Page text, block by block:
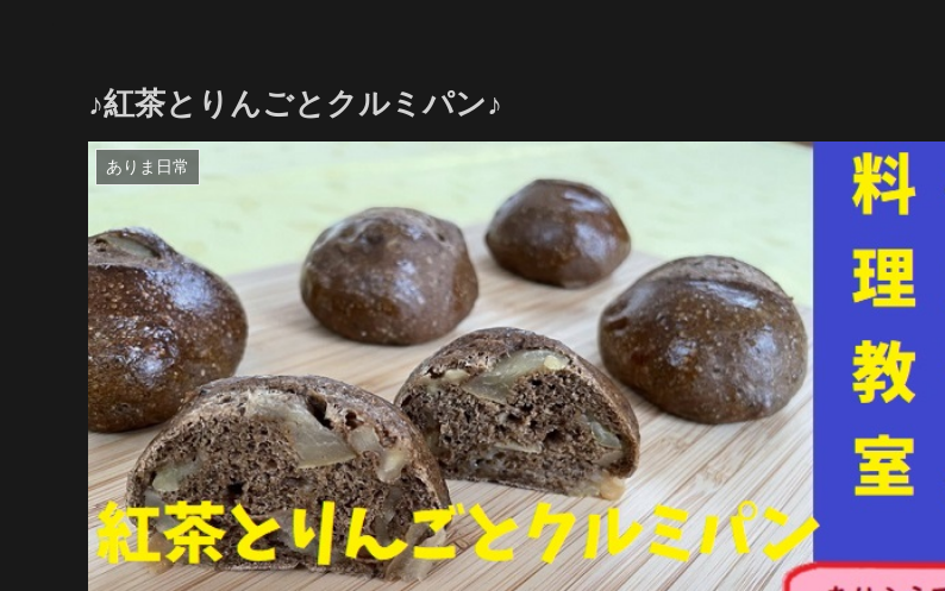
♪紅茶とりんごとクルミパン♪
ありま日常